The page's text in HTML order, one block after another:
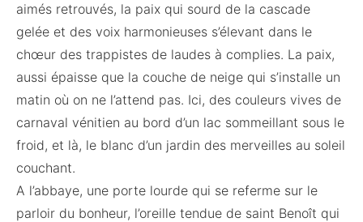
aimés retrouvés, la paix qui sourd de la cascade
gelée et des voix harmonieuses s’élevant dans le
chœur des trappistes de laudes à complies. La paix,
aussi épaisse que la couche de neige qui s’installe un
matin où on ne l’attend pas. Ici, des couleurs vives de
carnaval vénitien au bord d’un lac sommeillant sous le
froid, et là, le blanc d’un jardin des merveilles au soleil
couchant.
A l’abbaye, une porte lourde qui se referme sur le
parloir du bonheur, l’oreille tendue de saint Benoît qui